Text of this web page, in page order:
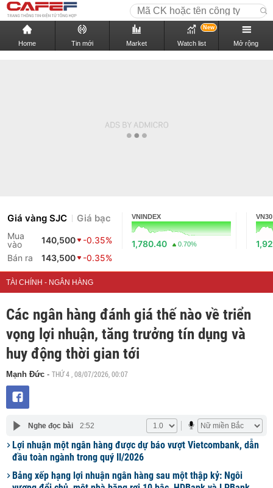
Home Tin mới Market Watch list
New
Mở rộng
Giá vàng SJC Giá bạc
Mua
vào
140,500
-0.35%
Bán ra
143,500 -0.35%
VNINDEX
1,780.40 0.70%
VN30
TÀI CHÍNH - NGÂN HÀNG
Các ngân hàng đánh giá thế nào về triển
vọng lợi nhuận, tăng trưởng tín dụng và
huy động thời gian tới
Mạnh Đức - THỨ 4 , 08/07/2026, 00:07
Nghe đọc bài 2:52
Lợi nhuận một ngân hàng được dự báo vượt Vietcombank, dẫn
đầu toàn ngành trong quý II/2026
Bảng xếp hạng lợi nhuận ngân hàng sau một thập kỷ: Ngôi